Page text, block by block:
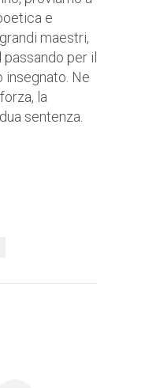
e
maestri,
per il
insegnato. Ne
la
sentenza.